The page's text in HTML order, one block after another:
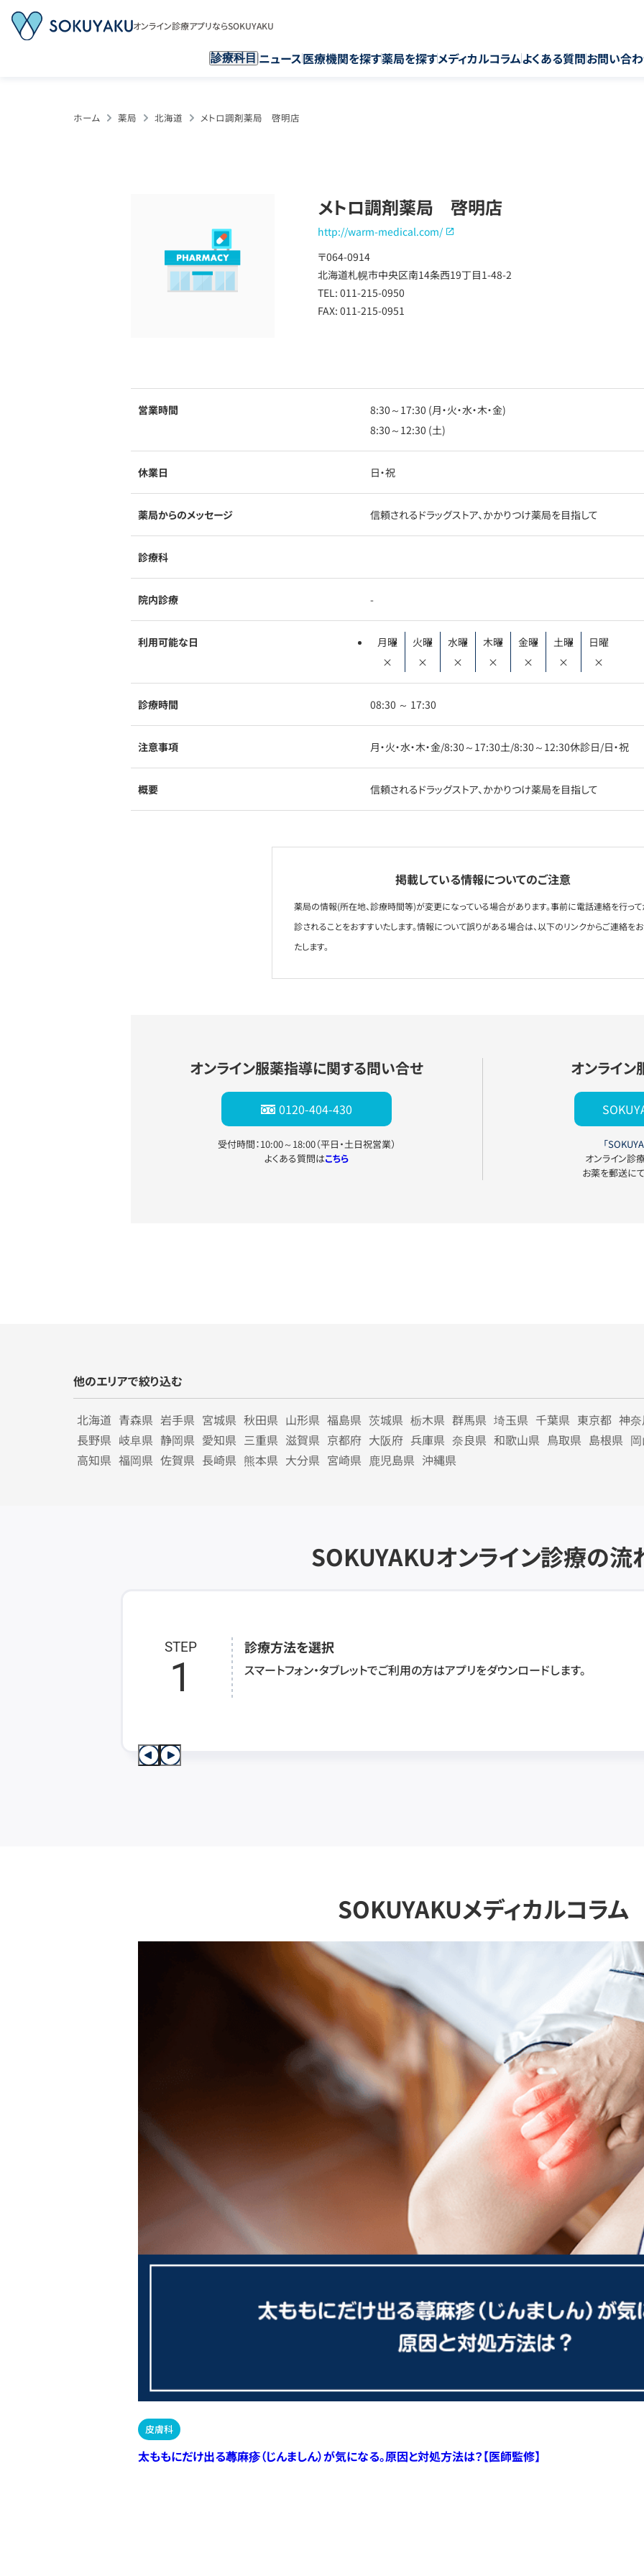
オンライン診療アプリならSOKUYAKU
診療科目 ニュース医療機関を探す薬局を探すメディカルコラムよくある質問お問い合
ホーム 薬局 北海道 メトロ調剤薬局 啓明店
メトロ調剤薬局 啓明店
http://warm-medical.com/
〒064-0914
北海道札幌市中央区南14条西19丁目1-48-2
TEL: 011-215-0950
FAX: 011-215-0951
営業時間
8:30～17:30 (月・火・水・木・金)
8:30～12:30 (土)
休業日 日・祝
薬局からのメッセージ 信頼されるドラッグストア、かかりつけ薬局を目指して
診療科
院内診療 -
利用可能な日
月曜
×
火曜
×
水曜
×
木曜
×
金曜
×
土曜
×
日曜
×
診療時間 08:30 ～ 17:30
注意事項 月・火・水・木・金/8:30～17:30土/8:30～12:30休診日/日・祝
概要 信頼されるドラッグストア、かかりつけ薬局を目指して
掲載している情報についてのご注意
薬局の情報(所在地、診療時間等)が変更になっている場合があります。事前に電話連絡を行っ
診されることをおすすいたします。情報について誤りがある場合は、以下のリンクからご連絡を
たします。
オンライン服薬指導に関する問い合せ
0120-404-430
受付時間：10:00～18:00（平日・土日祝営業）
よくある質問はこちら
オンライ
「
オンライン診
お薬を郵送に
他のエリアで絞り込む
北海道 青森県 岩手県 宮城県 秋田県 山形県 福島県 茨城県 栃木県 群馬県 埼玉県 千葉県 東京都 神
長野県 岐阜県 静岡県 愛知県 三重県 滋賀県 京都府 大阪府 兵庫県 奈良県 和歌山県 鳥取県 島根県
高知県 福岡県 佐賀県 長崎県 熊本県 大分県 宮崎県 鹿児島県 沖縄県
SOKUYAKUオンライン診療の流
STEP
1
診療方法を選択
スマートフォン・タブレットでご利用の方はアプリをダウンロードします。
SOKUYAKUメディカルコラム
皮膚科
太ももにだけ出る蕁麻疹（じんましん）が気になる。原因と対処方法は？【医師監修】